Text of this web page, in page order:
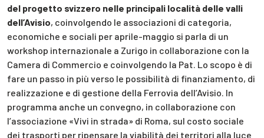
del progetto svizzero nelle principali località delle valli
dell’Avisio, coinvolgendo le associazioni di categoria,
economiche e sociali per aprile-maggio si parla di un
workshop internazionale a Zurigo in collaborazione con la
Camera di Commercio e coinvolgendo la Pat. Lo scopo è di
fare un passo in più verso le possibilità di finanziamento, di
realizzazione e di gestione della Ferrovia dell’Avisio. In
programma anche un convegno, in collaborazione con
l’associazione «Vivi in strada» di Roma, sul costo sociale
dei trasporti per ripensare la viabilità dei territori alla luce